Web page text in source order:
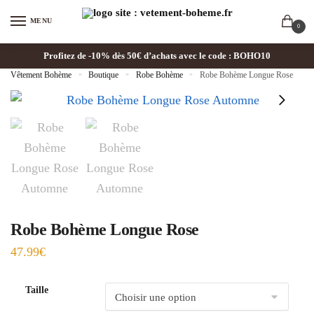
MENU
0
Profitez de -10% dès 50€ d’achats avec le code : BOHO10
Vêtement Bohème » Boutique » Robe Bohème » Robe Bohème Longue Rose
Robe Bohème Longue Rose
47.99€
Taille